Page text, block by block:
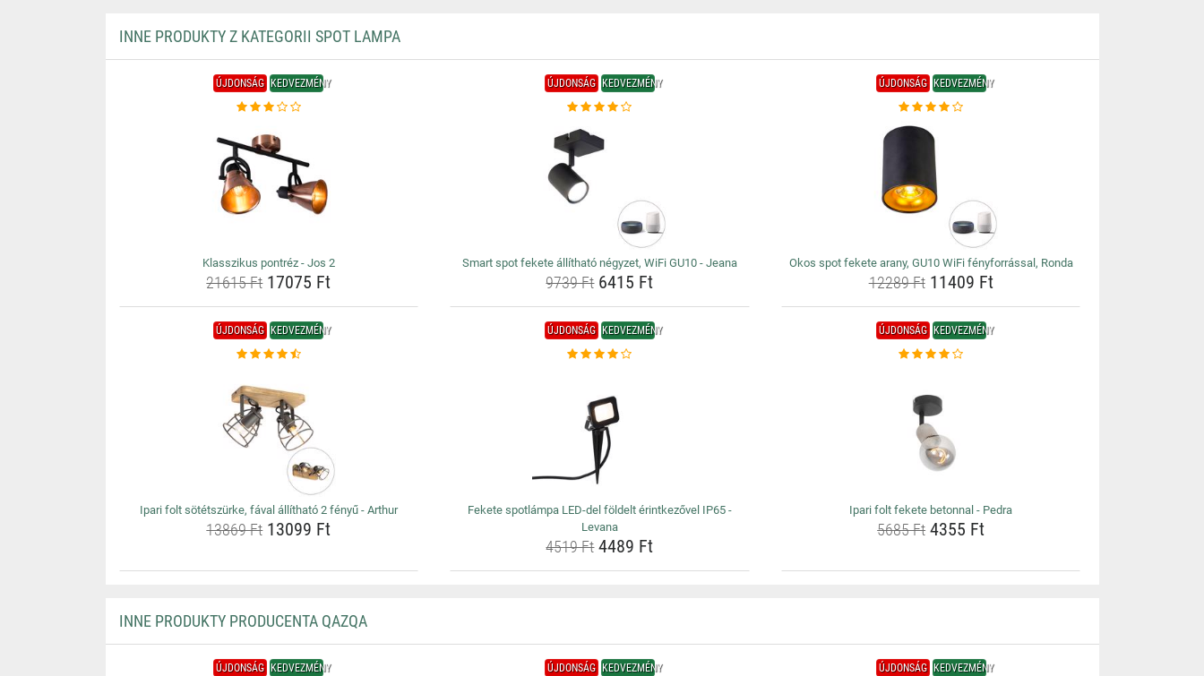
INNE PRODUKTY Z KATEGORII SPOT LAMPA
ÚJDONSÁG KEDVEZMÉNY
Klasszikus pontréz - Jos 2
21615 Ft17075 Ft
ÚJDONSÁG KEDVEZMÉNY
Smart spot fekete állítható négyzet, WiFi GU10 - Jeana
9739 Ft6415 Ft
ÚJDONSÁG KEDVEZMÉNY
Okos spot fekete arany, GU10 WiFi fényforrással, Ronda
12289 Ft11409 Ft
ÚJDONSÁG KEDVEZMÉNY
Ipari folt sötétszürke, fával állítható 2 fényű - Arthur
13869 Ft13099 Ft
ÚJDONSÁG KEDVEZMÉNY
Fekete spotlámpa LED-del földelt érintkezővel IP65 -
Levana
4519 Ft4489 Ft
ÚJDONSÁG KEDVEZMÉNY
Ipari folt fekete betonnal - Pedra
5685 Ft 4355 Ft
INNE PRODUKTY PRODUCENTA QAZQA
ÚJDONSÁG KEDVEZMÉNY ÚJDONSÁG KEDVEZMÉNY ÚJDONSÁG KEDVEZMÉNY